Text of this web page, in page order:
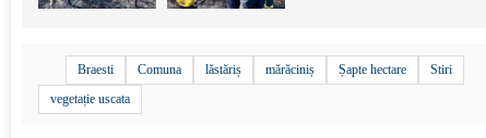
Braesti Comuna lăstăriș mărăciniș Șapte hectare
Stiri
vegetație uscata